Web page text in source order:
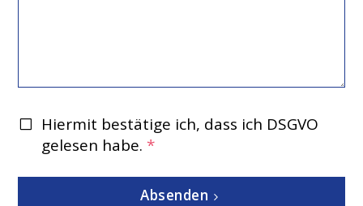
Hiermit bestätige ich, dass ich DSGVO
gelesen habe. *
Absenden